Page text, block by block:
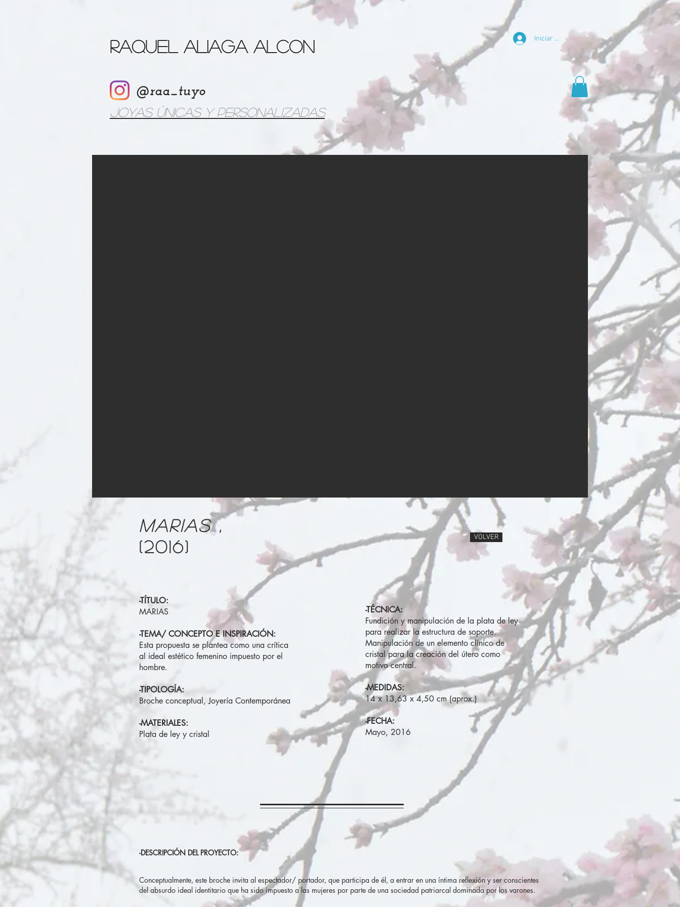
Raquel Aliaga Alcon
@raa_tuyo
Joyas únicas y personalizadas
Iniciar sesión
MARIAS ,
(2016)
-TÍTULO:
MARIAS
-TEMA/ CONCEPTO E INSPIRACIÓN:
Esta propuesta se plantea como una crítica
al ideal estético femenino impuesto por el
hombre.
-TIPOLOGÍA:
Broche conceptual, Joyería Contemporánea
-MATERIALES:
Plata de ley y cristal
VOLVER
-TÉCNICA:
Fundición y manipulación de la plata de ley
para realizar la estructura de soporte.
Manipulación de un elemento clínico de
cristal para la creación del útero como
motivo central.
-MEDIDAS:
14 x 13,63 x 4,50 cm (aprox.)
-FECHA:
Mayo, 2016
-DESCRIPCIÓN DEL PROYECTO:
Conceptualmente, este broche invita al espectador/ portador, que participa de él, a entrar en una íntima reflexión y ser conscientes
del absurdo ideal identitario que ha sido impuesto a las mujeres por parte de una sociedad patriarcal dominada por los varones.